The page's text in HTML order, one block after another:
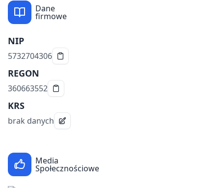
Dane
firmowe
NIP
5732704306
REGON
360663552
KRS
brak danych
Media
Społecznościowe